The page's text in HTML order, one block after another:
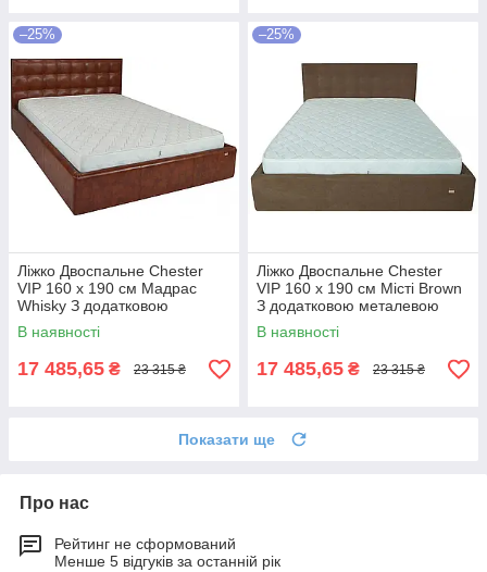
–25%
Ліжко Двоспальне Chester
VIP 160 х 190 см Мадрас
Whisky З додатковою
металевою цільнозварною
рамою Коричневий
В наявності
17 485,65 ₴ 23 315 ₴
–25%
Ліжко Двоспальне Chester
VIP 160 х 190 см Місті Brown
З додатковою металевою
цільнозварною рамою
Коричневий
В наявності
17 485,65 ₴ 23 315 ₴
Показати ще
Про нас
Рейтинг не сформований
Менше 5 відгуків за останній рік